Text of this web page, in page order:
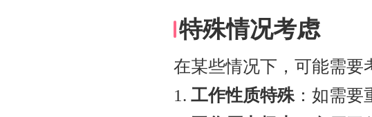
特殊情况考虑
在某些情况下，可能需要
1.工作性质特殊：如需要